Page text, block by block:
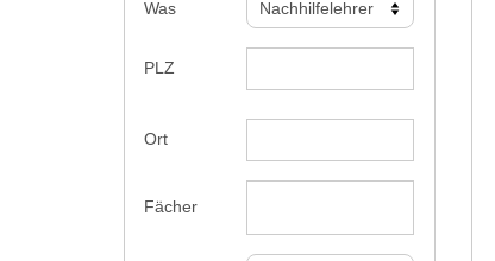
Was
PLZ
Ort
Fächer